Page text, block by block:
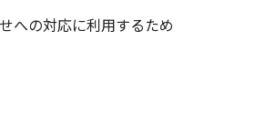
への対応に利用するため